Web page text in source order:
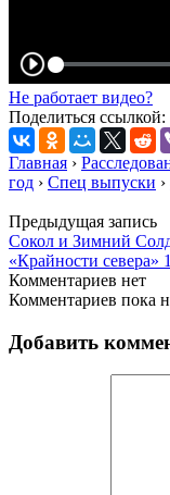
Не работает видео?
Поделиться ссылкой:
Главная ›
год › Спец выпуски ›
Предыдущая запись
Сокол и Зимний
«Крайности севера»
Комментариев нет
Комментариев пока
Добавить